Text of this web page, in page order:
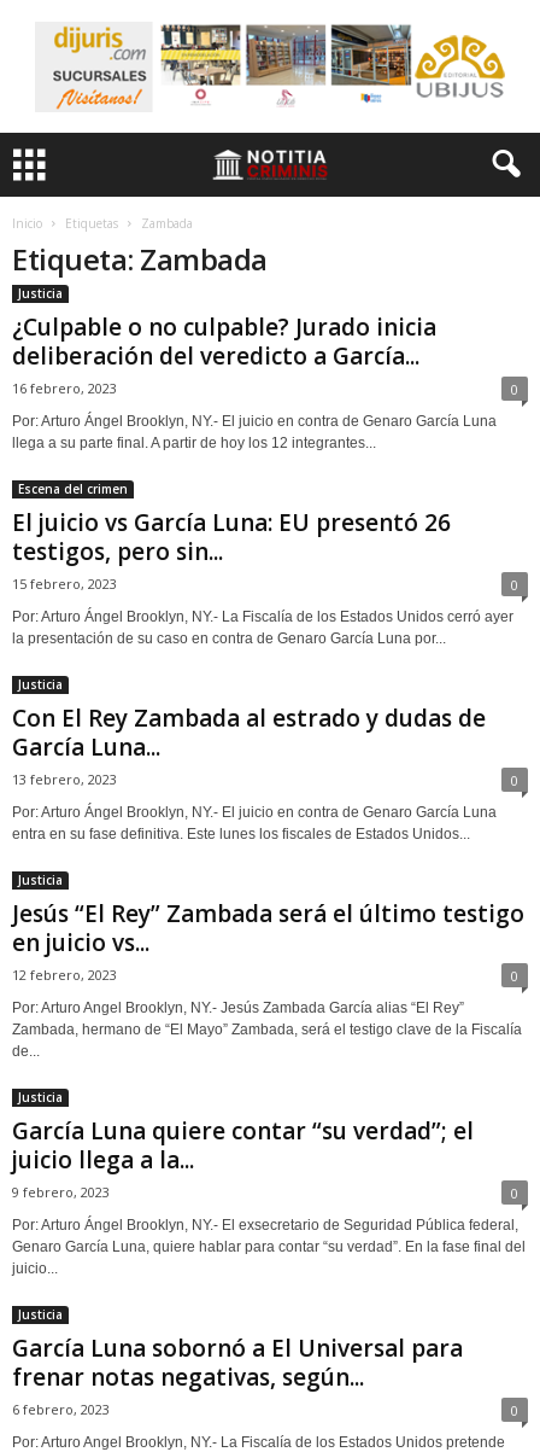
Inicio Etiquetas Zambada
Etiqueta: Zambada
Justicia
¿Culpable o no culpable? Jurado inicia
deliberación del veredicto a García...
16 febrero, 2023 0
Por: Arturo Ángel Brooklyn, NY.- El juicio en contra de Genaro García Luna
llega a su parte final. A partir de hoy los 12 integrantes...
Escena del crimen
El juicio vs García Luna: EU presentó 26
testigos, pero sin...
15 febrero, 2023 0
Por: Arturo Ángel Brooklyn, NY.- La Fiscalía de los Estados Unidos cerró ayer
la presentación de su caso en contra de Genaro García Luna por...
Justicia
Con El Rey Zambada al estrado y dudas de
García Luna...
13 febrero, 2023 0
Por: Arturo Ángel Brooklyn, NY.- El juicio en contra de Genaro García Luna
entra en su fase definitiva. Este lunes los fiscales de Estados Unidos...
Justicia
Jesús “El Rey” Zambada será el último testigo
en juicio vs...
12 febrero, 2023 0
Por: Arturo Angel Brooklyn, NY.- Jesús Zambada García alias “El Rey”
Zambada, hermano de “El Mayo” Zambada, será el testigo clave de la Fiscalía
de...
Justicia
García Luna quiere contar “su verdad”; el
juicio llega a la...
9 febrero, 2023 0
Por: Arturo Ángel Brooklyn, NY.- El exsecretario de Seguridad Pública federal,
Genaro García Luna, quiere hablar para contar “su verdad”. En la fase final del
juicio...
Justicia
García Luna sobornó a El Universal para
frenar notas negativas, según...
6 febrero, 2023 0
Por: Arturo Angel Brooklyn, NY.- La Fiscalía de los Estados Unidos pretende